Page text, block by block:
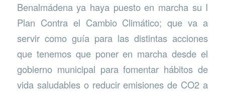
Benalmádena ya haya puesto en marcha su I
Plan Contra el Cambio Climático; que va a
servir como guía para las distintas acciones
que tenemos que poner en marcha desde el
gobierno municipal para fomentar hábitos de
vida saludables o reducir emisiones de CO2 a